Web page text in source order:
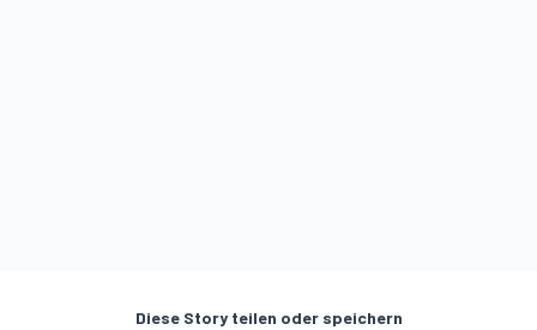
Diese Story teilen oder speichern